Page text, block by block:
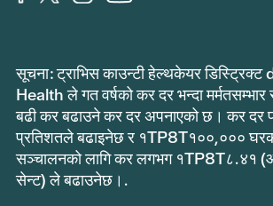
सूचना: ट्राभिस काउन्टी हेल्थकेयर
Health ले गत वर्षको कर दर भन्दा
बढी कर बढाउने कर दर अपनाएको छ। कर दर
प्रतिशतले बढाइनेछ र १TP8T१००,०००
सञ्चालनको लागि कर लगभग १TP8T८.४१
सेन्ट) ले बढाउनेछ।.